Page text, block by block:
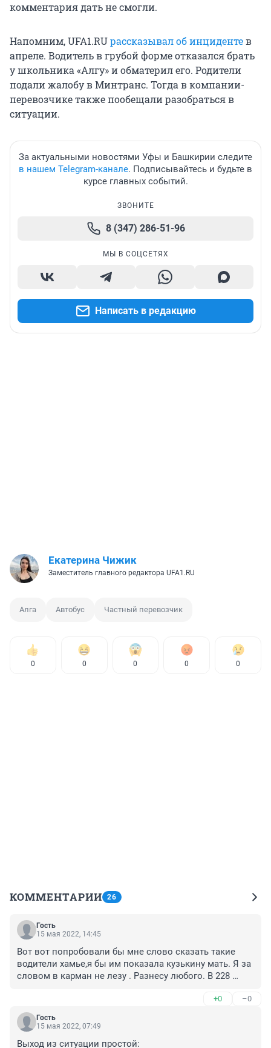
комментария дать не смогли.
Напомним, UFA1.RUрассказывал об инцидентев
апреле. Водитель в грубой форме отказался брать
у школьника «Алгу» и обматерил его. Родители
подали жалобу в Минтранс. Тогда в компании-
перевозчике также пообещали разобраться в
ситуации.
За актуальными новостями Уфы и Башкирии следите
в нашем Telegram-канале. Подписывайтесь и будьте в
курсе главных событий.
ЗВОНИТЕ
8 (347) 286-51-96
МЫ В СОЦСЕТЯХ
Написать в редакцию
Екатерина Чижик
Заместитель главного редактора UFA1.RU
Алга Автобус Частный перевозчик
0 0 0 0 0
КОММЕНТАРИИ 26
Гость
15 мая 2022, 14:45
Вот вот попробовали бы мне слово сказать такие
водители хамье,я бы им показала кузькину мать. Я за
словом в карман не лезу . Разнесу любого. В 228
и за банковский перевод сделали 30 р ,а по карте Алга
35. А раньше до повышения цен до 15 апреля они
вообще прятали терминал говорили он не исправен
+0 –0
Гость
15 мая 2022, 07:49
Выход из ситуации простой: